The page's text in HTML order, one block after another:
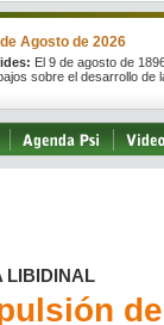
Agosto de 2026
El 9 de agosto de
sobre el desarrollo de
LIBIDINAL